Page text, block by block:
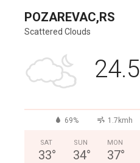
POZAREVAC,RS
Scattered Clouds
24.5
69% 1.7kmh
SAT
33°
SUN
34°
MON
37°